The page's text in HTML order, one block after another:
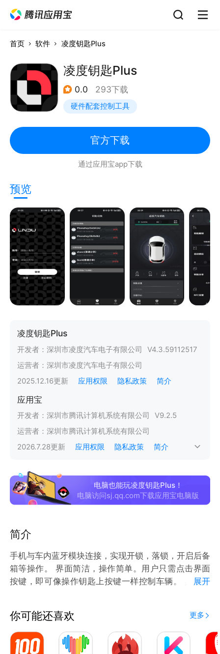
首页 软件 凌度钥匙Plus
凌度钥匙Plus
0.0 293下载
硬件配套控制工具
官方下载
通过应用宝app下载
预览
凌度钥匙Plus
开发者： 深圳市凌度汽车电子有限公司 V4.3.59112517
运营者： 深圳市凌度汽车电子有限公司
2025.12.16更新 应用权限 隐私政策 简介
应用宝
开发者： 深圳市腾讯计算机系统有限公司 V9.2.5
运营者： 深圳市腾讯计算机系统有限公司
2026.7.28更新 应用权限 隐私政策 简介
电脑也能玩凌度钥匙Plus！
电脑访问sj.qq.com下载应用宝电脑版
简介
手机与车内蓝牙模块连接，实现开锁，落锁，开启后备
箱等操作。 界面简洁，操作简单。用户只需点击界面
按键，即可像操作钥匙上按键一样控制车辆。 具备自
展开
你可能还喜欢 更多